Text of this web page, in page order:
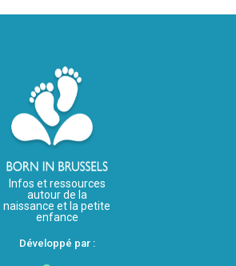
Infos et ressources
autour de la
naissance et la petite
enfance
Développé par :